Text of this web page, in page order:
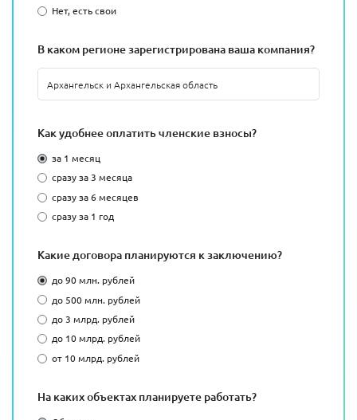
Нет, есть свои
В каком регионе зарегистрирована ваша компания?
Как удобнее оплатить членские взносы?
за 1 месяц
сразу за 3 месяца
сразу за 6 месяцев
сразу за 1 год
Какие договора планируются к заключению?
до 90 млн. рублей
до 500 млн. рублей
до 3 млрд. рублей
до 10 млрд. рублей
от 10 млрд. рублей
На каких объектах планируете работать?